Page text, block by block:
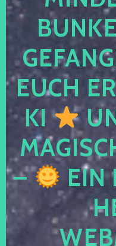
EUCH
KI
–
EIN